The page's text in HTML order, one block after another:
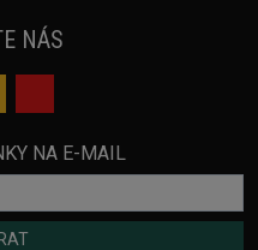
NÁS
NA E-MAIL